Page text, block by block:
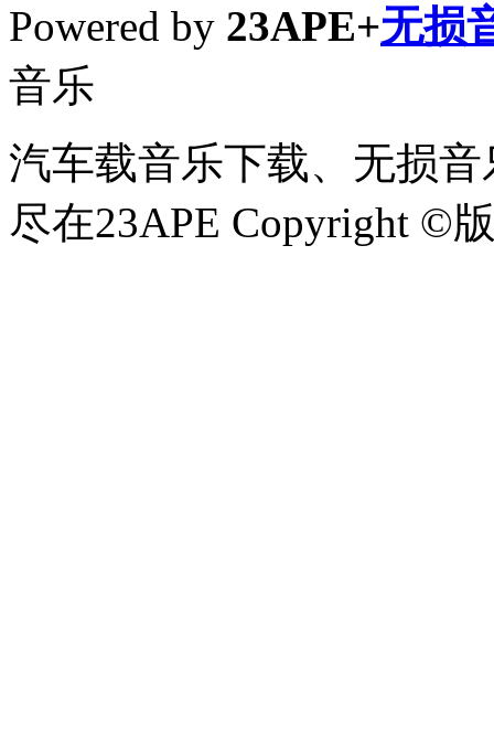
Powered by 23APE+无损
音乐
汽车载音乐下载、无损
尽在23APE Copyright ©